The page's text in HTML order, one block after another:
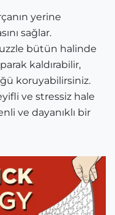
yerine
sağlar.
bütün halinde
kaldırabilir,
koruyabilirsiniz.
ve stressiz hale
ve dayanıklı bir